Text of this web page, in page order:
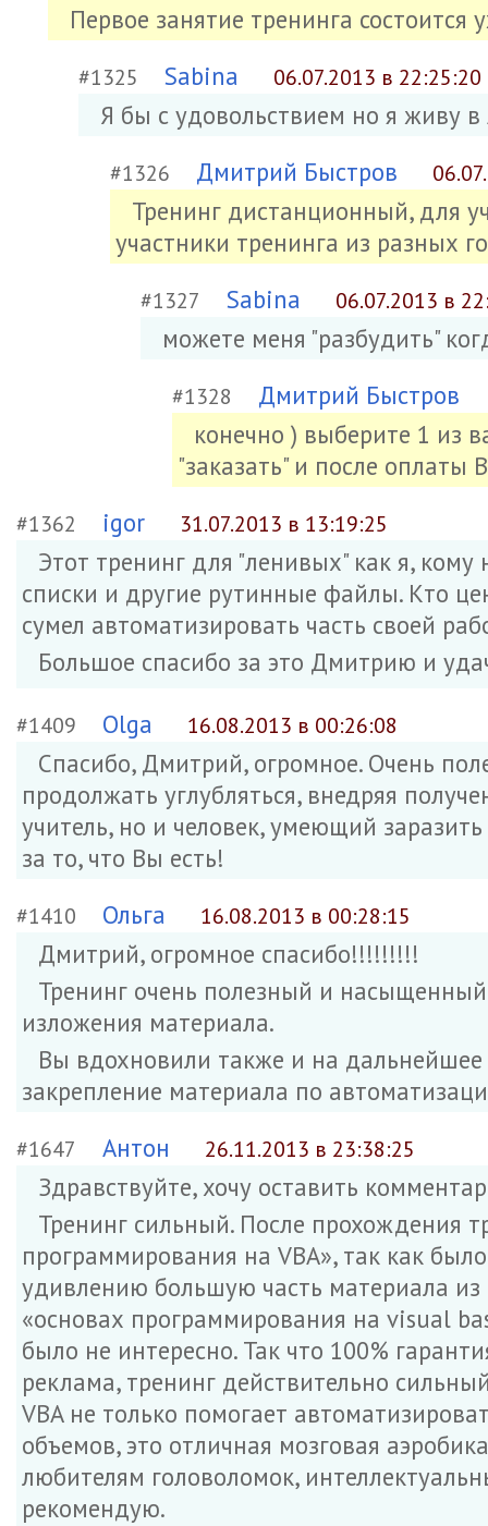
Первое занятие тренинга
#1325 Sabina 06.07.2013 в 22:25:20
Я бы с удовольствием но я живу
#1326 Дмитрий Быстров
Тренинг дистанционный, для
участники тренинга из разных
#1327 Sabina 06.07.2013 в
можете меня "разбудить"
#1328
Дмитрий Быстров
конечно ) выберите 1 из
"заказать" и после
#1362 igor 31.07.2013 в 13:19:25
Этот тренинг для "ленивых" как я,
списки и другие рутинные файлы. Кто
сумел автоматизировать часть своей
Большое спасибо за это Дмитрию и
#1409 Olga 16.08.2013 в 00:26:08
Спасибо, Дмитрий, огромное. Очень
продолжать углубляться, внедряя
учитель, но и человек, умеющий
за то, что Вы есть!
#1410 Ольга 16.08.2013 в 00:28:15
Дмитрий, огромное спасибо!!!!!!!!!
Тренинг очень полезный и
изложения материала.
Вы вдохновили также и на
закрепление материала по
#1647 Антон 26.11.2013 в 23:38:25
Здравствуйте, хочу оставить
Тренинг сильный. После прохождения
программирования на VBA», так как
удивлению большую часть материала
«основах программирования на visual
было не интересно. Так что 100%
реклама, тренинг действительно
VBA не только помогает
объемов, это отличная мозговая
любителям головоломок,
рекомендую.